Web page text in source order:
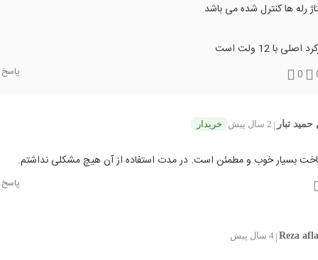
رله ها کنترل شده می باشد
اصلی با 12 ولت است
0
تبار 2 سال پیش خریدار
بسیار خوب و مطمئن است. در مدت استفاده از آن هیچ مشکلی نداشتم.
Reza 4 سال پیش